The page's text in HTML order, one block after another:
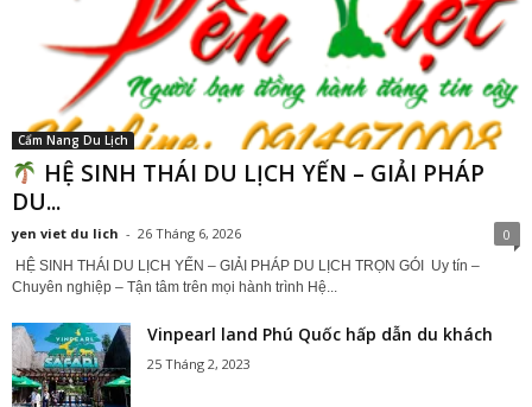
Cẩm Nang Du Lịch
HỆ SINH THÁI DU LỊCH YẾN – GIẢI PHÁP
DU...
yen viet du lich - 26 Tháng 6, 2026 0
HỆ SINH THÁI DU LỊCH YẾN – GIẢI PHÁP DU LỊCH TRỌN GÓI Uy tín –
Chuyên nghiệp – Tận tâm trên mọi hành trình Hệ...
Vinpearl land Phú Quốc hấp dẫn du khách
25 Tháng 2, 2023